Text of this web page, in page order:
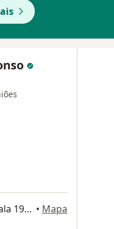
Rua José Versolato 111 - Torre B sala 1915, São Bernardo do Campo • Mapa